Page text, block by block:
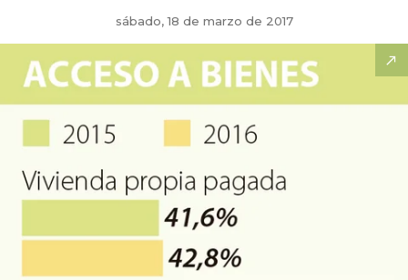
sábado, 18 de marzo de 2017